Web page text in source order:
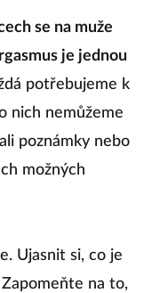
se na muže
je jednou
potřebujeme k
nich nemůžeme
poznámky nebo
možných
Ujasnit si, co je
na to,